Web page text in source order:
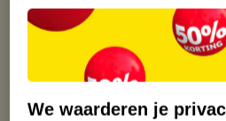
Gratis ophalen in de winkel
Op werkdagen voor 22:00 uur
Gratis thuisbezorgd vanaf 50.00
Gratis retourneren binnen 30
Gratis punten met je Kruidvat
We waarderen je